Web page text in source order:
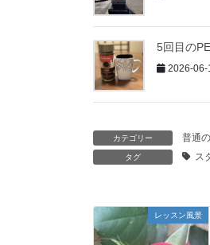
5回目の
2026-06-
カテゴリー 普通
タグ ス
レッスン風景